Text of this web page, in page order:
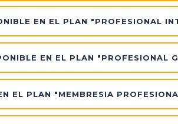
y
y
EN EL PLAN "PROFESIONAL
EN EL PLAN "PROFESIONAL
EL PLAN "MEMBRESIA